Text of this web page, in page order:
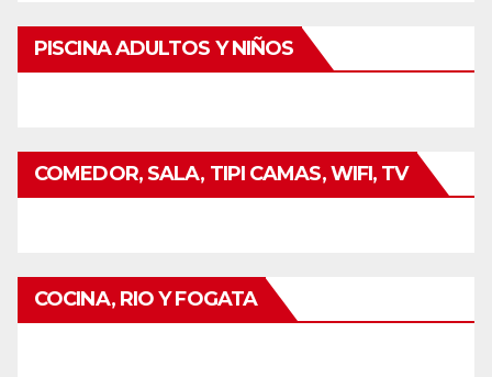
PISCINA ADULTOS Y NIÑOS
COMEDOR, SALA, TIPI CAMAS, WIFI, TV
COCINA, RIO Y FOGATA